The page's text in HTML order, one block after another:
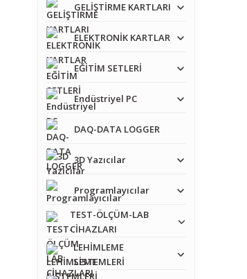
GELİŞTİRME KARTLARI
ELEKTRONİK KARTLAR
EĞİTİM SETLERİ
Endüstriyel PC
DAQ-DATA LOGGER
3D Yazıcılar
Programlayıcılar
TEST-ÖLÇÜM-LAB
CİHAZLARI
LEHİMLEME
SİSTEMLERİ